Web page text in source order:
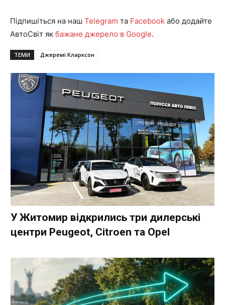
Підпишіться на наш Telegram та Facebook або додайте
АвтоСвіт як бажане джерело в Google.
ТЕМИ Джеремі Кларксон
У Житомир відкрились три дилерські
центри Peugeot, Citroen та Opel